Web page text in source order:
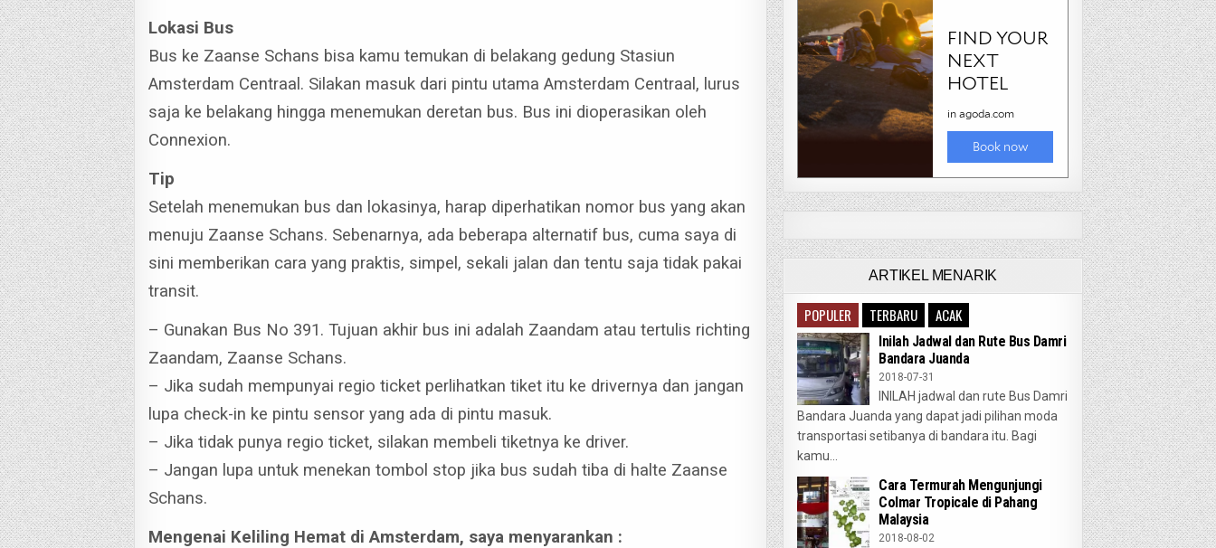
Lokasi Bus
Bus ke Zaanse Schans bisa kamu temukan di belakang gedung Stasiun
Amsterdam Centraal. Silakan masuk dari pintu utama Amsterdam Centraal, lurus
saja ke belakang hingga menemukan deretan bus. Bus ini dioperasikan oleh
Connexion.
Tip
Setelah menemukan bus dan lokasinya, harap diperhatikan nomor bus yang akan
menuju Zaanse Schans. Sebenarnya, ada beberapa alternatif bus, cuma saya di
sini memberikan cara yang praktis, simpel, sekali jalan dan tentu saja tidak pakai
transit.
– Gunakan Bus No 391. Tujuan akhir bus ini adalah Zaandam atau tertulis richting
Zaandam, Zaanse Schans.
– Jika sudah mempunyai regio ticket perlihatkan tiket itu ke drivernya dan jangan
lupa check-in ke pintu sensor yang ada di pintu masuk.
– Jika tidak punya regio ticket, silakan membeli tiketnya ke driver.
– Jangan lupa untuk menekan tombol stop jika bus sudah tiba di halte Zaanse
Schans.
Mengenai Keliling Hemat di Amsterdam, saya menyarankan :
ARTIKEL MENARIK
POPULER TERBARU ACAK
Inilah Jadwal dan Rute Bus Damri
Bandara Juanda
2018-07-31
INILAH jadwal dan rute Bus Damri
Bandara Juanda yang dapat jadi pilihan moda
transportasi setibanya di bandara itu. Bagi
kamu...
Cara Termurah Mengunjungi
Colmar Tropicale di Pahang
Malaysia
2018-08-02